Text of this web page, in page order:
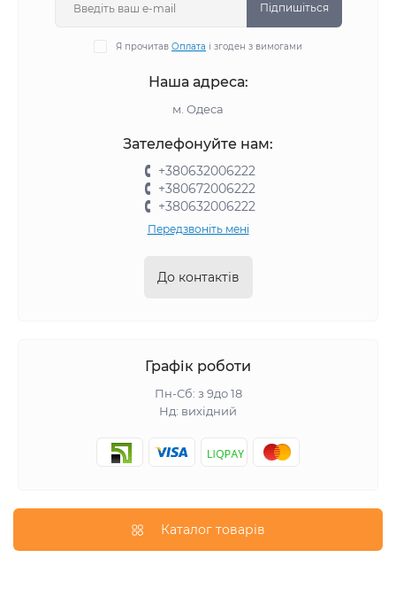
Підпишіться
Я прочитав Оплата і згоден з вимогами
Наша адреса:
м. Одеса
Зателефонуйте нам:
+380632006222
+380672006222
+380632006222
Передзвоніть мені
До контактів
Графік роботи
Пн-Сб: з 9до 18
Нд: вихідний
Каталог товарів